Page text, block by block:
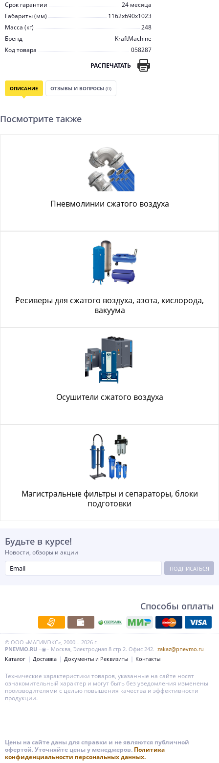
Срок гарантии
24 месяца
Габариты (мм)
1162x690x1023
Масса (кг)
248
Бренд
KraftMachine
Код товара
058287
РАСПЕЧАТАТЬ
ОПИСАНИЕ ОТЗЫВЫ И ВОПРОСЫ (0)
Посмотрите также
Пневмолинии сжатого воздуха
Ресиверы для сжатого воздуха, азота, кислорода,
вакуума
Осушители сжатого воздуха
Магистральные фильтры и сепараторы, блоки
подготовки
Будьте в курсе!
Новости, обзоры и акции
ПОДПИСАТЬСЯ
Способы оплаты
© ООО «МАГИМЭКС», 2000 – 2026 г.
PNEVMO.RU –◉– Москва, Электродная 8 стр 2. Офис 242. zakaz@pnevmo.ru
Каталог
Доставка Документы и Реквизиты Контакты
Технические характеристики товаров, указанные на сайте носят
ознакомительный характер и могут быть без уведомления изменены
производителями с целью повышения качества и эффективности
продукции.
Цены на сайте даны для справки и не являются публичной
офертой. Уточняйте цены у менеджеров. Политика
конфиденциальности персональных данных.